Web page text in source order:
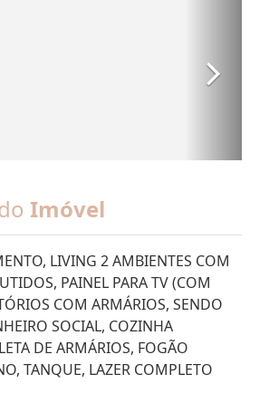
Imóvel
LIVING 2 AMBIENTES COM
PAINEL PARA TV (COM
COM ARMÁRIOS, SENDO
SOCIAL, COZINHA
DE ARMÁRIOS, FOGÃO
TANQUE, LAZER COMPLETO